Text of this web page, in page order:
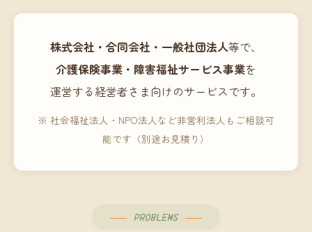
株式会社・合同会社・一般社団法人等で、
介護保険事業・障害福祉サービス事業を
運営する経営者さま向けのサービスです。
※ 社会福祉法人・NPO法人など非営利法人もご相談可
能です（別途お見積り）
PROBLEMS